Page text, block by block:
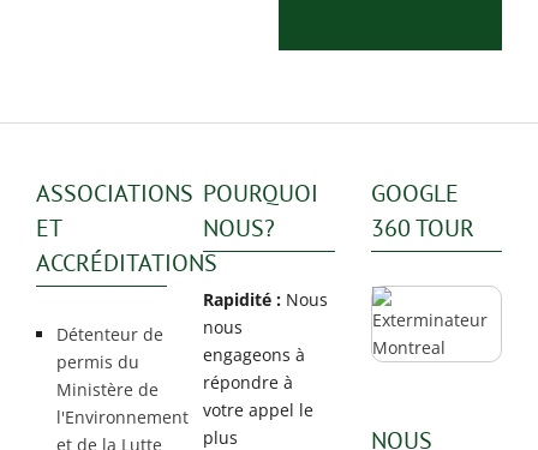
ASSOCIATIONS
ET
ACCRÉDITATIONS
Détenteur de
permis du
Ministère de
l'Environnement
et de la Lutte
POURQUOI
NOUS?
Rapidité : Nous
nous
engageons à
répondre à
votre appel le
plus
GOOGLE
360 TOUR
NOUS